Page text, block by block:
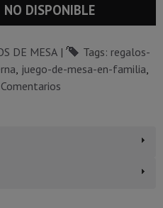
NO DISPONIBLE
DE MESA | Tags: regalos-
juego-de-mesa-en-familia
Comentarios